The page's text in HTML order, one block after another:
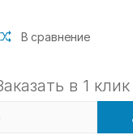
В сравнение
в 1 клик